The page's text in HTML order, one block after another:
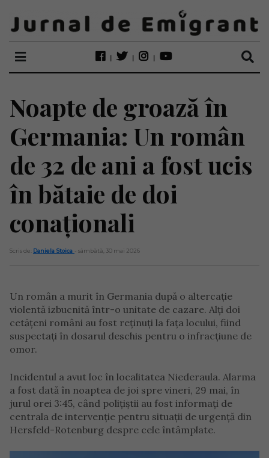
Noapte de groază în
Germania: Un român
de 32 de ani a fost ucis
în bătaie de doi
conaționali
Scris de: Daniela Stoica - sâmbătă, 30 mai 2026
Un român a murit în Germania după o altercație
violentă izbucnită într-o unitate de cazare. Alți doi
cetățeni români au fost reținuți la fața locului, fiind
suspectați în dosarul deschis pentru o infracțiune de
omor.
Incidentul a avut loc în localitatea Niederaula. Alarma
a fost dată în noaptea de joi spre vineri, 29 mai, în
jurul orei 3:45, când polițiștii au fost informați de
centrala de intervenție pentru situații de urgență din
Hersfeld-Rotenburg despre cele întâmplate.